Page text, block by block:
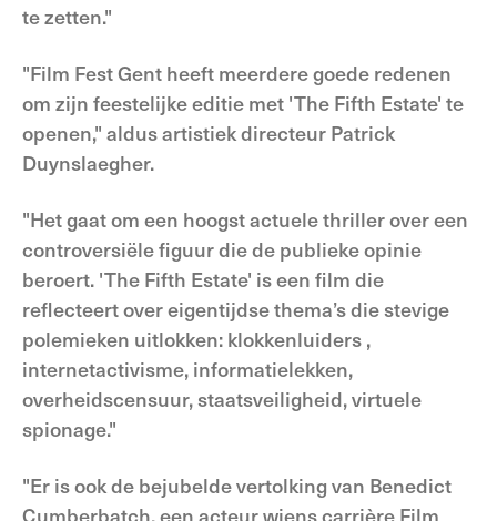
te zetten."
"Film Fest Gent heeft meerdere goede redenen
om zijn feestelijke editie met 'The Fifth Estate' te
openen," aldus artistiek directeur Patrick
Duynslaegher.
"Het gaat om een hoogst actuele thriller over een
controversiële figuur die de publieke opinie
beroert. 'The Fifth Estate' is een film die
reflecteert over eigentijdse thema’s die stevige
polemieken uitlokken: klokkenluiders ,
internetactivisme, informatielekken,
overheidscensuur, staatsveiligheid, virtuele
spionage."
"Er is ook de bejubelde vertolking van Benedict
Cumberbatch, een acteur wiens carrière Film